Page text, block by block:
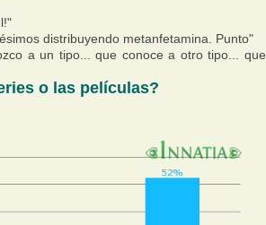
distribuyendo metanfetamina. Punto"
a un tipo... que conoce a otro tipo... que
o las películas?